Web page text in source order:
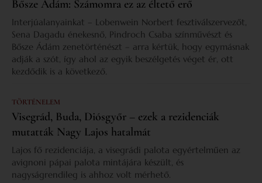
Bősze Ádám: Számomra ez az éltető erő
Interjúalanyainkat – Lobenwein Norbert fesztiválszervezőt,
Sena Dagadu énekesnő, Pindroch Csaba színművészt és
Bősze Ádám zenetörténészt – arra kértük, hogy egymásnak
adják a szót, így ahol az egyik beszélgetés véget ér, ott
kezdődik is a következő.
TÖRTÉNELEM
Visegrád, Buda, Diósgyőr – ezek a rezidenciák
mutatták Nagy Lajos hatalmát
Lajos fő rezidenciája, a visegrádi palota egyértelműen az
avignoni pápai palota mintájára készült, és
nagyságrendileg is ahhoz volt mérhető.